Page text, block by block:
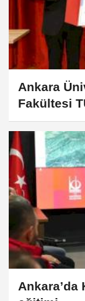
Ankara
Fakültesi
belgesi
Ankara’da